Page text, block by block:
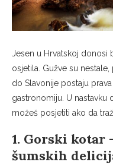
Jesen u Hrvatskoj donosi
osjetila. Gužve su
do Slavonije postaju
gastronomiju. U nastavku
možeš posjetiti ako da
1. Gorski kotar
šumskih